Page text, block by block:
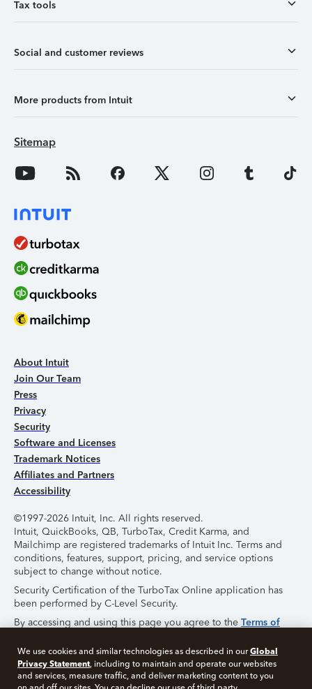
Tax tools
Social and customer reviews
More products from Intuit
Sitemap
About Intuit
Join Our Team
Press
Privacy
Security
Software and Licenses
Trademark Notices
Affiliates and Partners
Accessibility
©1997-2026 Intuit, Inc. All rights reserved.
Intuit, QuickBooks, QB, TurboTax, Credit Karma, and
Mailchimp are registered trademarks of Intuit Inc. Terms and
conditions, features, support, pricing, and service options
subject to change without notice.
Security Certification of the TurboTax Online application has
been performed by C-Level Security.
By accessing and using this page you agree to the Terms of
About Cookies Manage Cookies
We use cookies and similar technologies as described in ourGlobal
Privacy Statement, including to maintain and operate our websites
and services, measure traffic, and deliver marketing content to you